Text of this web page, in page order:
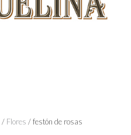
/ Flores / festón de rosas